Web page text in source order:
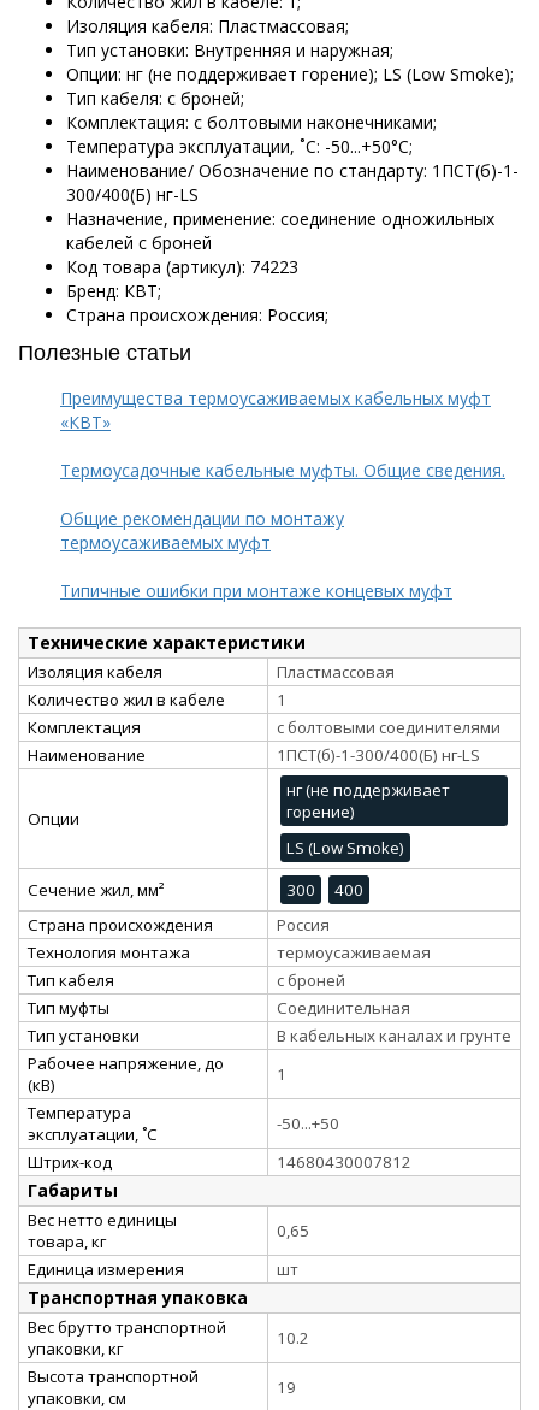
Изоляция кабеля: Пластмассовая;
Тип установки: Внутренняя и наружная;
Опции: нг (не поддерживает горение); LS (Low Smoke);
Тип кабеля: с броней;
Комплектация: с болтовыми наконечниками;
Температура эксплуатации, ˚С: -50...+50°С;
Наименование/ Обозначение по стандарту: 1ПСТ(б)-1-
300/400(Б) нг-LS
Назначение, применение: соединение одножильных
кабелей с броней
Код товара (артикул): 74223
Бренд: КВТ;
Страна происхождения: Россия;
Полезные статьи
Преимущества термоусаживаемых кабельных муфт
«КВТ»
Термоусадочные кабельные муфты. Общие сведения.
Общие рекомендации по монтажу
термоусаживаемых муфт
Типичные ошибки при монтаже концевых муфт
Технические характеристики
Изоляция кабеля
Пластмассовая
Количество жил в кабеле
1
Комплектация
с болтовыми соединителями
Наименование
1ПСТ(б)-1-300/400(Б) нг-LS
Опции
нг (не поддерживает
горение)
LS (Low Smoke)
Сечение жил, мм²
300
400
Страна происхождения
Россия
Технология монтажа
термоусаживаемая
Тип кабеля
с броней
Тип муфты
Соединительная
Тип установки
В кабельных каналах и грунте
Рабочее напряжение, до
(кВ)
1
Температура
эксплуатации, ˚С
-50...+50
Штрих-код
14680430007812
Габариты
Вес нетто единицы
товара, кг
0,65
Единица измерения
шт
Транспортная упаковка
Вес брутто транспортной
упаковки, кг
10.2
Высота транспортной
упаковки, см
19